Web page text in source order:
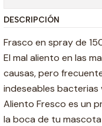
DESCRIPCIÓN
Frasco en spray de
El mal aliento en las
causas, pero
indeseables bacterias
Aliento Fresco es un
la boca de tu